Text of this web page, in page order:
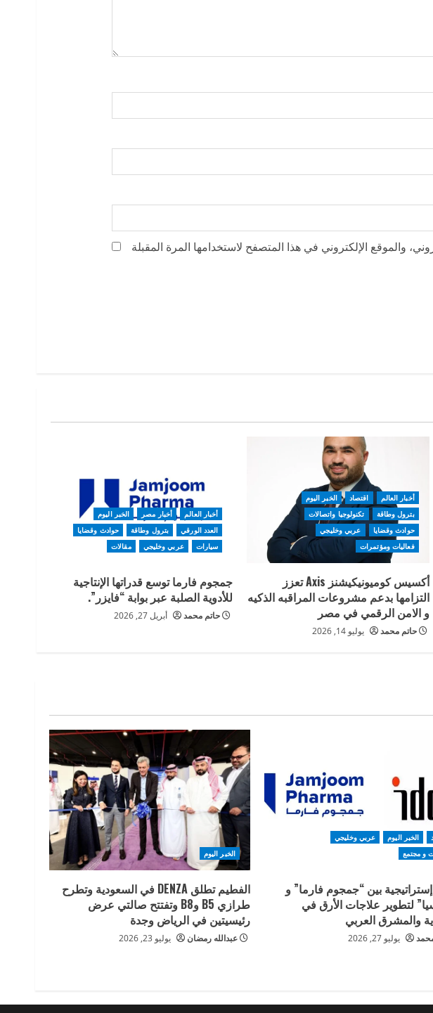
والموقع الإلكتروني في هذا المتصفح لاستخدامها المرة المقبلة
أخبار العالم اقتصاد
الخبر اليوم
بترول وطاقة
تكنولوجيا واتصالات
حوادث وقضايا
عربي وخليجي
فعاليات ومؤتمرات
أكسيس كوميونيكيشنز Axis تعزز
التزامها بدعم مشروعات المراقبه الذكيه
و الامن الرقمي في مصر
حاتم محمد يوليو 14, 2026
أخبار العالم أخبار مصر
الخبر اليوم
العدد الورقي
بترول وطاقة
حوادث وقضايا
سيارات
عربي وخليجي مقالات
جمجوم فارما توسع قدراتها الإنتاجية
للأدوية الصلبة عبر بوابة “فايزر”.
حاتم محمد أبريل 27, 2026
الخبر اليوم
عربي وخليجي
و مجتمع
بين “جمجوم فارما” و
لتطوير علاجات الأرق في
والمشرق العربي
يوليو 27, 2026
الخبر اليوم
الفطيم تطلق DENZA في السعودية وتطرح
طرازي B5 وB8 وتفتتح صالتي عرض
رئيسيتين في الرياض وجدة
عبدالله رمضان يوليو 23, 2026